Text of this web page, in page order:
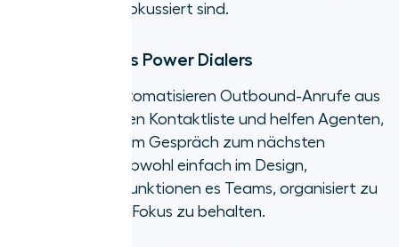
und Skalierung fokussiert sind.
Funktionen des Power Dialers
Power Dialer automatisieren Outbound-Anrufe aus
einer festgelegten Kontaktliste und helfen Agenten,
nahtlos von einem Gespräch zum nächsten
überzugehen. Obwohl einfach im Design,
erleichtern ihre Funktionen es Teams, organisiert zu
bleiben und den Fokus zu behalten.